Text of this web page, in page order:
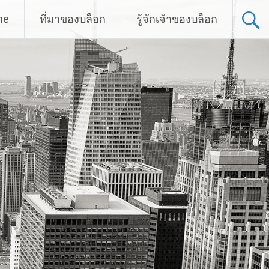
ที่มาของบล็อก รู้จักเจ้าของบล็อก